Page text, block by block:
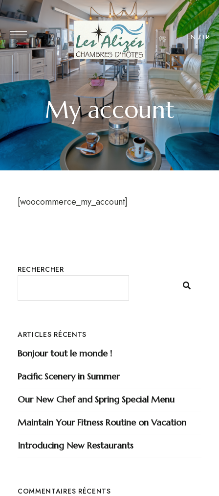
EN /FR
My account
[woocommerce_my_account]
RECHERCHER
ARTICLES RÉCENTS
Bonjour tout le monde !
Pacific Scenery in Summer
Our New Chef and Spring Special Menu
Maintain Your Fitness Routine on Vacation
Introducing New Restaurants
COMMENTAIRES RÉCENTS